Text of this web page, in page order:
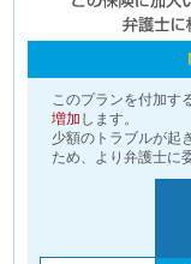
このプランを付加す
増加 します。
少額のトラブルが起
ため、より弁護士に